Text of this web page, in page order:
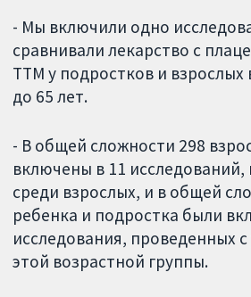
- Мы включили одно
сравнивали лекарство с
ТТМ у подростков и взрослых
до 65 лет.
- В общей сложности 298
включены в 11
среди взрослых, и в общей
ребенка и подростка были
исследования, проведенных
этой возрастной группы.